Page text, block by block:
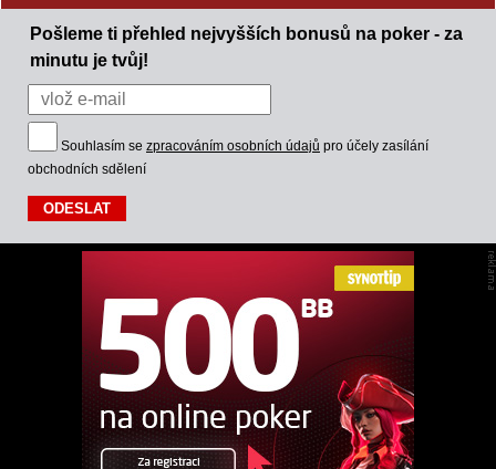
Pošleme ti přehled nejvyšších bonusů na poker - za
minutu je tvůj!
Souhlasím se zpracováním osobních údajů pro účely zasílání
obchodních sdělení